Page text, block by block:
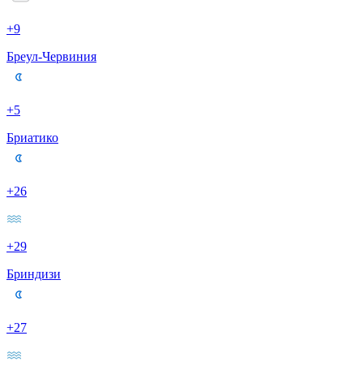
+9
Бреул-Червиния
+5
Бриатико
+26
+29
Бриндизи
+27